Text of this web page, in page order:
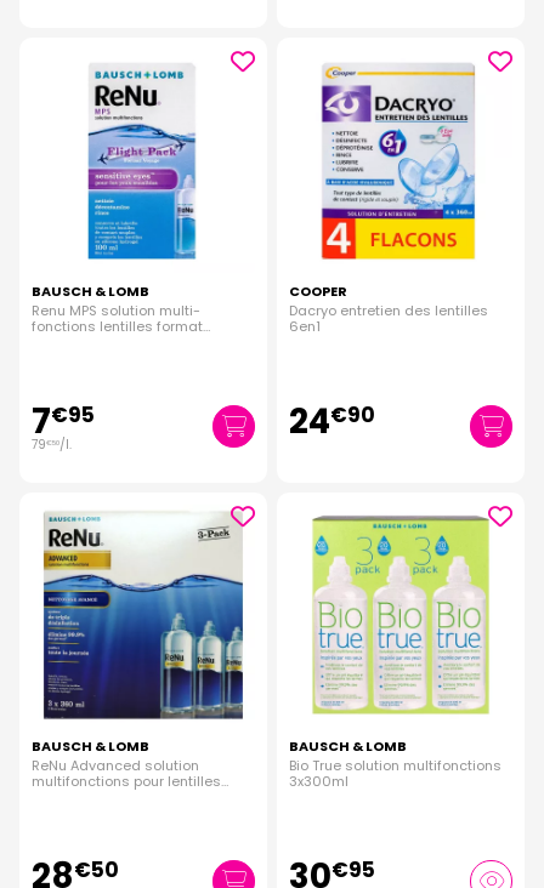
BAUSCH & LOMB
Renu MPS solution multi-
fonctions lentilles format
7€95
79€50/l.
COOPER
Dacryo entretien des lentilles
6en1
24€90
BAUSCH & LOMB
ReNu Advanced solution
multifonctions pour lentilles
28€50
BAUSCH & LOMB
Bio True solution multifonctions
3x300ml
30€95